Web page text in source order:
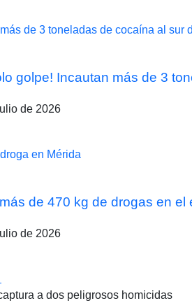
golpe! Incautan más de 3
de 2026
de 470 kg de drogas en el
de 2026
a dos peligrosos homicidas